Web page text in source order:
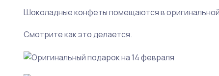
Шоколадные конфеты помещаются в
Смотрите как это делается.